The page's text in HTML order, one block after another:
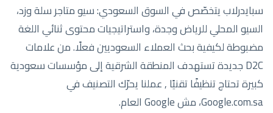
سبايدرلاب يتخصّص في السوق السعودي: سيو متاجر سلة وزد،
السيو المحلي للرياض وجدة، واستراتيجيات محتوى ثنائي اللغة
مضبوطة لكيفية بحث العملاء السعوديين فعلًا. من علامات
D2C جديدة تستهدف المنطقة الشرقية إلى مؤسسات سعودية
كبيرة تحتاج تنظيفًا تقنيًا , عملنا يحرّك التصنيف في
Google.com.sa، مش Google العام.